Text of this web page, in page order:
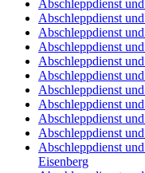
Abschleppdienst
Abschleppdienst
Abschleppdienst
Abschleppdienst
Abschleppdienst
Abschleppdienst
Abschleppdienst
Abschleppdienst
Abschleppdienst
Abschleppdienst
Abschleppdienst
Eisenberg